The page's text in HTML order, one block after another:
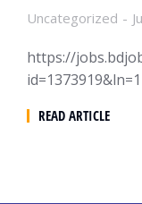
Uncategorized
https://
id=1373919&ln=1
READ ARTICLE